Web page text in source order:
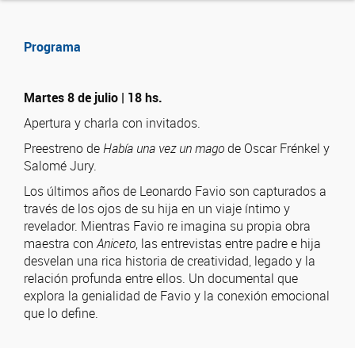
Programa
Martes 8 de julio | 18 hs.
Apertura y charla con invitados.
Preestreno deHabía una vez un magode Oscar Frénkel y
Salomé Jury.
Los últimos años de Leonardo Favio son capturados a
través de los ojos de su hija en un viaje íntimo y
revelador. Mientras Favio re imagina su propia obra
maestra conAniceto, las entrevistas entre padre e hija
desvelan una rica historia de creatividad, legado y la
relación profunda entre ellos. Un documental que
explora la genialidad de Favio y la conexión emocional
que lo define.